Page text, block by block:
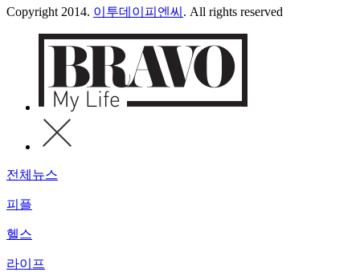
Copyright 2014. 이투데이피엔씨 . All rights reserved
전체뉴스
피플
헬스
라이프